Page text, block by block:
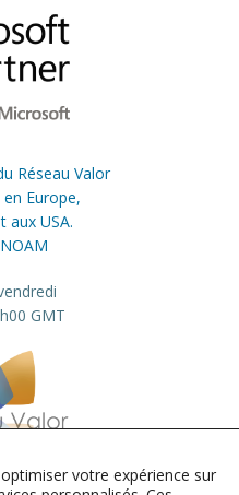
Réseau Valor
Europe,
aux USA.
GMT
+33 184 73 01 23
votre expérience sur